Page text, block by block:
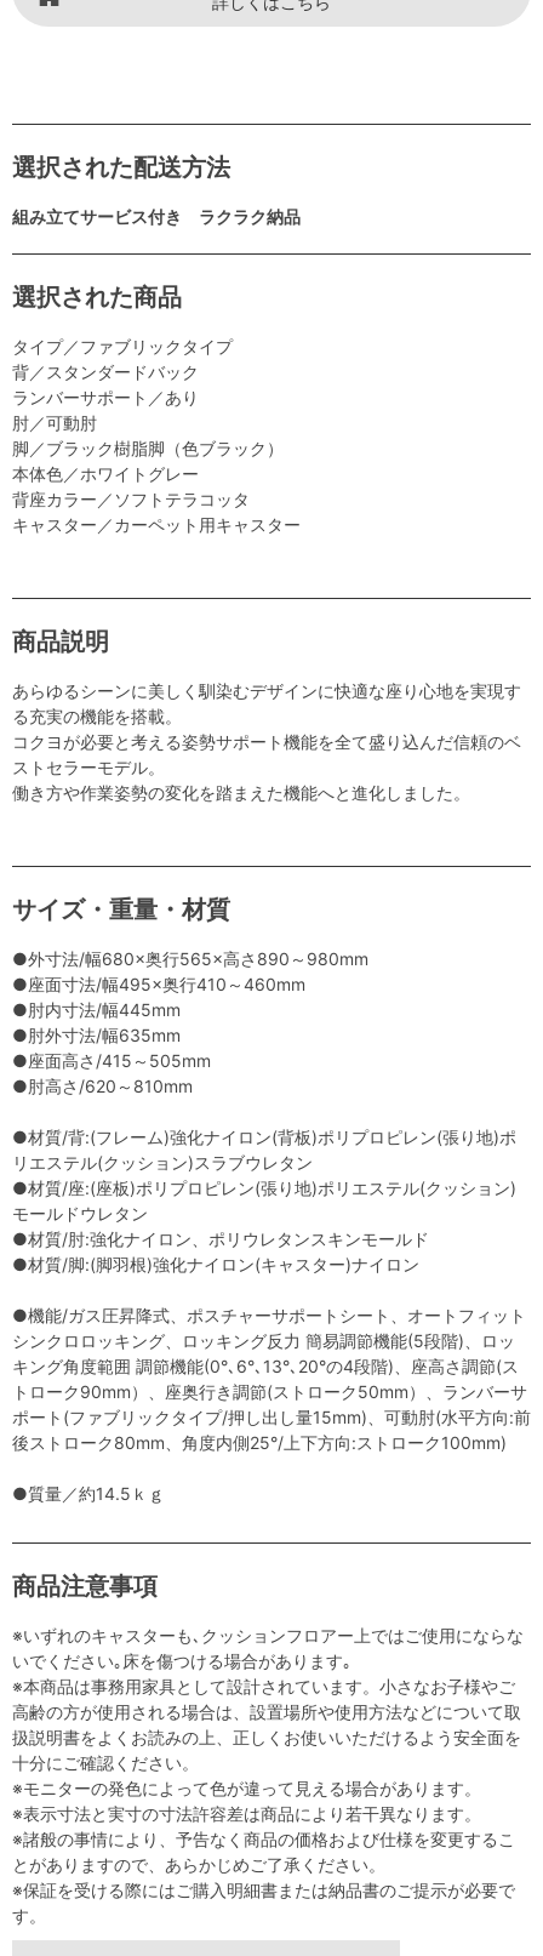
選択された配送方法
組み立てサービス付き ラクラク納品
選択された商品
タイプ／ファブリックタイプ
背／スタンダードバック
ランバーサポート／あり
肘／可動肘
脚／ブラック樹脂脚（色ブラック）
本体色／ホワイトグレー
背座カラー／ソフトテラコッタ
キャスター／カーペット用キャスター
商品説明
あらゆるシーンに美しく馴染むデザインに快適な座り心地を実現す
る充実の機能を搭載。
コクヨが必要と考える姿勢サポート機能を全て盛り込んだ信頼のベ
ストセラーモデル。
働き方や作業姿勢の変化を踏まえた機能へと進化しました。
サイズ・重量・材質
●外寸法/幅680×奥行565×高さ890～980mm
●座面寸法/幅495×奥行410～460mm
●肘内寸法/幅445mm
●肘外寸法/幅635mm
●座面高さ/415～505mm
●肘高さ/620～810mm
●材質/背:(フレーム)強化ナイロン(背板)ポリプロピレン(張り地)ポ
リエステル(クッション)スラブウレタン
●材質/座:(座板)ポリプロピレン(張り地)ポリエステル(クッション)
モールドウレタン
●材質/肘:強化ナイロン、ポリウレタンスキンモールド
●材質/脚:(脚羽根)強化ナイロン(キャスター)ナイロン
●機能/ガス圧昇降式、ポスチャーサポートシート、オートフィット
シンクロロッキング、ロッキング反力 簡易調節機能(5段階)、ロッ
キング角度範囲 調節機能(0°､6°､13°､20°の4段階)、座高さ調節(ス
トローク90mm）、座奥行き調節(ストローク50mm）、ランバーサ
ポート(ファブリックタイプ/押し出し量15mm)、可動肘(水平方向:前
後ストローク80mm、角度内側25°/上下方向:ストローク100mm)
●質量／約14.5ｋｇ
商品注意事項
※いずれのキャスターも､クッションフロアー上ではご使用にならな
いでください｡床を傷つける場合があります｡
※本商品は事務用家具として設計されています。小さなお子様やご
高齢の方が使用される場合は、設置場所や使用方法などについて取
扱説明書をよくお読みの上、正しくお使いいただけるよう安全面を
十分にご確認ください。
※モニターの発色によって色が違って見える場合があります。
※表示寸法と実寸の寸法許容差は商品により若干異なります。
※諸般の事情により、予告なく商品の価格および仕様を変更するこ
とがありますので、あらかじめご了承ください。
※保証を受ける際にはご購入明細書または納品書のご提示が必要で
す。